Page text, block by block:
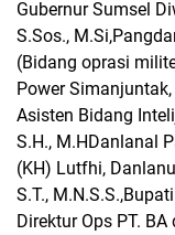
Gubernur Sumsel
S.Sos.,
(Bidang oprasi
Power
Asisten Bidang
S.H., M.HDanlanal
(KH) Lutfhi,
S.T.,
Direktur Ops PT.